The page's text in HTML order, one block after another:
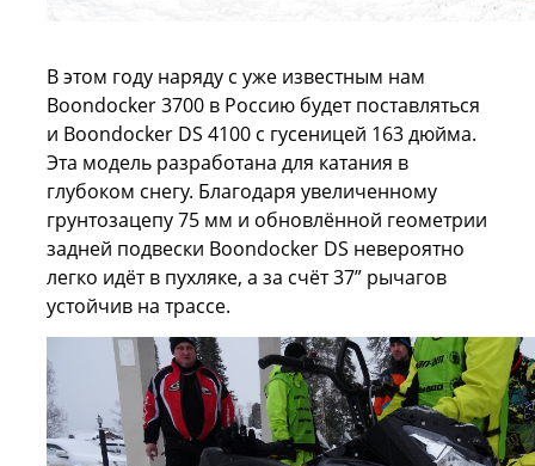
В этом году наряду с уже известным нам
Boondocker 3700 в Россию будет поставляться
и Boondocker DS 4100 с гусеницей 163 дюйма.
Эта модель разработана для катания в
глубоком снегу. Благодаря увеличенному
грунтозацепу 75 мм и обновлённой геометрии
задней подвески Boondocker DS невероятно
легко идёт в пухляке, а за счёт 37” рычагов
устойчив на трассе.